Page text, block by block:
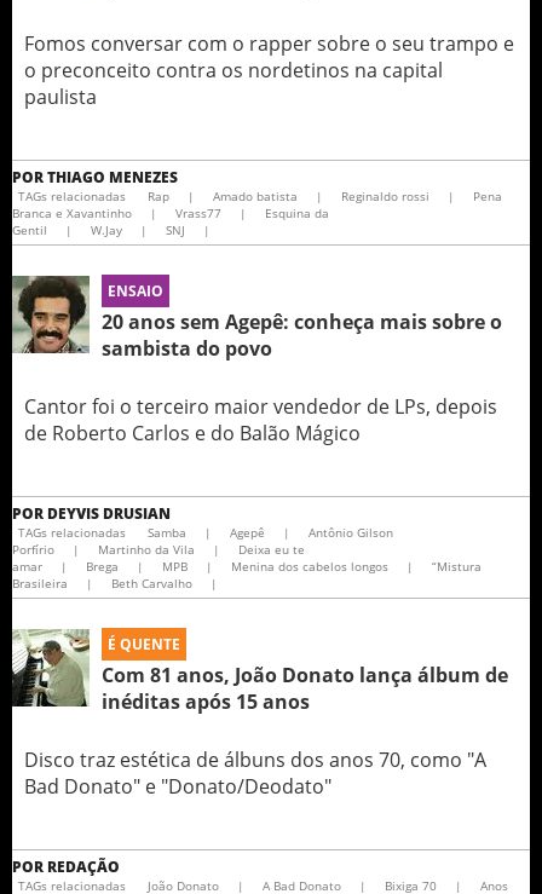
Fomos conversar com o rapper sobre o seu trampo e
o preconceito contra os nordetinos na capital
paulista
PORTHIAGO MENEZES
TAGs relacionadas Rap | Amado batista | Reginaldo rossi |
Pena
Branca e Xavantinho
| Vrass77 |
Esquina da
Gentil
| W.Jay | SNJ |
ENSAIO
20 anos sem Agepê: conheça mais sobre o
sambista do povo
Cantor foi o terceiro maior vendedor de LPs, depois
de Roberto Carlos e do Balão Mágico
POR DEYVIS DRUSIAN
TAGs relacionadas Samba | Agepê |
Antônio Gilson
Porfírio
| Martinho da Vila |
Deixa eu te
amar
| Brega | MPB | Menina dos cabelos longos |
“Mistura
Brasileira
| Beth Carvalho |
É QUENTE
Com 81 anos, João Donato lança álbum de
inéditas após 15 anos
Disco traz estética de álbuns dos anos 70, como "A
Bad Donato" e "Donato/Deodato"
POR REDAÇÃO
TAGs relacionadas João Donato | A Bad Donato | Bixiga 70 |
Anos